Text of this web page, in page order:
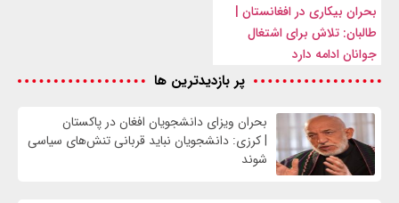
بحران بیکاری در افغانستان |
طالبان: تلاش برای اشتغال
جوانان ادامه دارد
پر بازدیدترین ها
بحران ویزای دانشجویان افغان در پاکستان
| کرزی: دانشجویان نباید قربانی تنش‌های سیاسی
شوند